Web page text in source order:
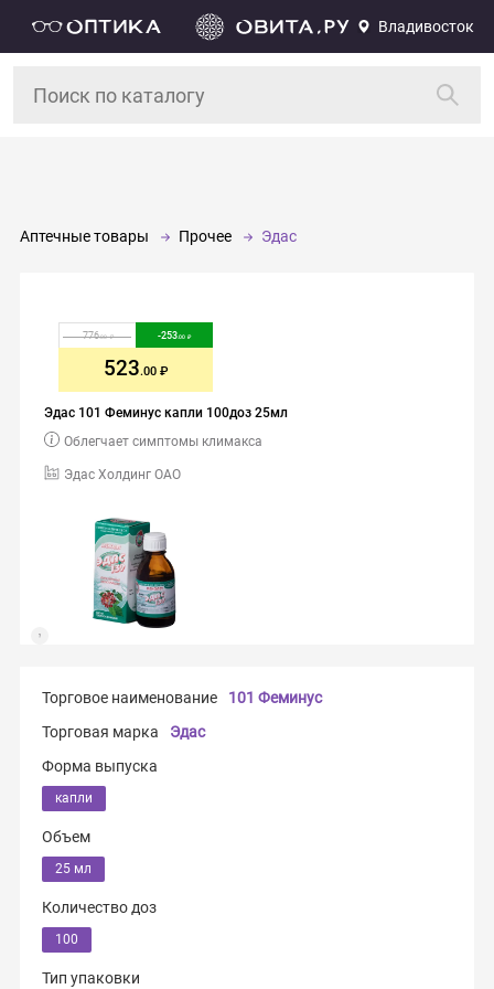
Владивосток
Аптечные товары Прочее Эдас
Эдас 101 Феминус капли 100доз 25мл
Эдас Холдинг ОАО
Облегчает симптомы климакса
776.00 -253.00
523.00
Торговое наименование
101 Феминус
Торговая марка
Эдас
Форма выпуска
капли
Объем
25 мл
Количество доз
100
Тип упаковки